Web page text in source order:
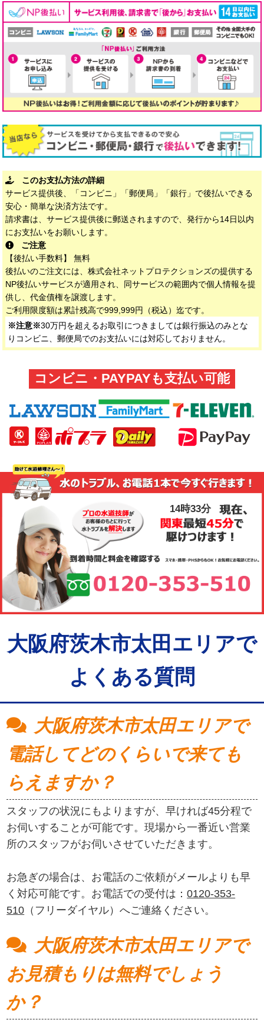
このお支払方法の詳細
サービス提供後、「コンビニ」「郵便局」「銀行」で後払いできる
安心・簡単な決済方法です。
請求書は、サービス提供後に郵送されますので、発行から14日以内
にお支払いをお願いします。
ご注意
【後払い手数料】 無料
後払いのご注文には、株式会社ネットプロテクションズの提供する
NP後払いサービスが適用され、同サービスの範囲内で個人情報を提
供し、代金債権を譲渡します。
ご利用限度額は累計残高で999,999円（税込）迄です。
※注意※30万円を超えるお取引につきましては銀行振込のみとな
りコンビニ、郵便局でのお支払いには対応しておりません。
コンビニ・PAYPAYも支払い可能
14時33分
大阪府茨木市太田エリアで
よくある質問
大阪府茨木市太田エリアで
電話してどのくらいで来ても
らえますか？
スタッフの状況にもよりますが、早ければ45分程で
お伺いすることが可能です。現場から一番近い営業
所のスタッフがお伺いさせていただきます。
お急ぎの場合は、お電話のご依頼がメールよりも早
く対応可能です。お電話での受付は：0120-353-
510 （フリーダイヤル）へご連絡ください。
大阪府茨木市太田エリアで
お見積もりは無料でしょう
か？